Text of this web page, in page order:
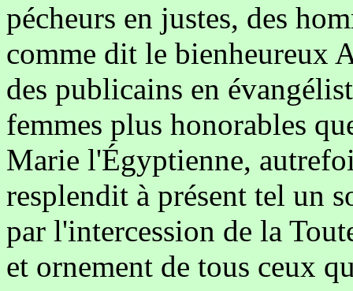
pécheurs en justes, des
comme dit le bienheureux
des publicains en
femmes plus honorables
Marie l'Égyptienne,
resplendit à présent tel un
par l'intercession de la
et ornement de tous ceux